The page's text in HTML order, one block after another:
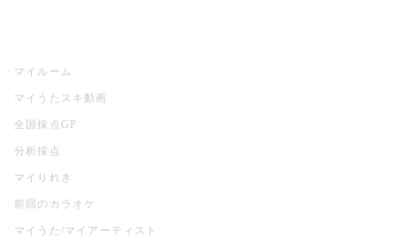
マイルーム
マイうたスキ動画
全国採点GP
分析採点
マイりれき
前回のカラオケ
マイうた/マイアーティスト